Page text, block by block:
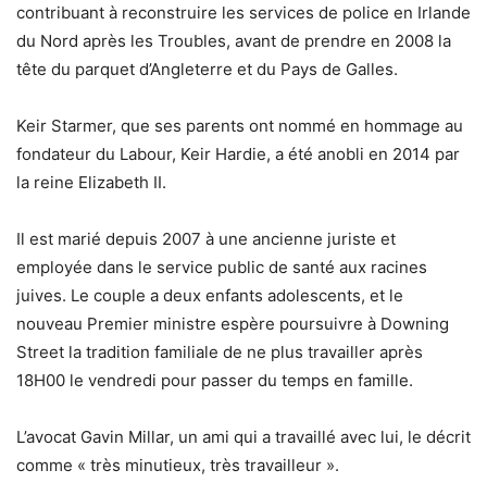
contribuant à reconstruire les services de police en Irlande
du Nord après les Troubles, avant de prendre en 2008 la
tête du parquet d’Angleterre et du Pays de Galles.
Keir Starmer, que ses parents ont nommé en hommage au
fondateur du Labour, Keir Hardie, a été anobli en 2014 par
la reine Elizabeth II.
Il est marié depuis 2007 à une ancienne juriste et
employée dans le service public de santé aux racines
juives. Le couple a deux enfants adolescents, et le
nouveau Premier ministre espère poursuivre à Downing
Street la tradition familiale de ne plus travailler après
18H00 le vendredi pour passer du temps en famille.
L’avocat Gavin Millar, un ami qui a travaillé avec lui, le décrit
comme « très minutieux, très travailleur ».